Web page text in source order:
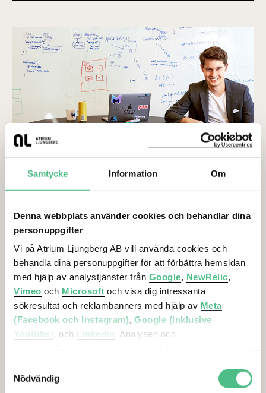
Samtycke Information Om
Denna webbplats använder cookies och behandlar dina
personuppgifter
Vi på Atrium Ljungberg AB vill använda cookies och
behandla dina personuppgifter för att förbättra hemsidan
med hjälp av analystjänster från Google, NewRelic,
Vimeo och Microsoft och visa dig intressanta
sökresultat och reklambanners med hjälp av Meta
(Facebook och Instagram), Google (inklusive
Youtube), och LinkedIn. Analysen och
annan information om hur du använder hemsidan och
information som dessa tjänster har om dig sedan tidigare.
Nödvändig
”Vill du komma in i kostym, kom i kostym. Vill du sitta i
kostym. Vill du sitta i
mjukisbyxor, sitt i mjukisbyxor.
Var dig själv.”
Som en av Sveriges yngsta serieentreprenörer är
Adrian Andersson tydligt präglad av sin
generation. På hans teknikbolag Meitner
prioriteras eget ansvar, kunskapsutbyte – och att
göra skillnad.
Läs mer här
Fokus på välmående och utveckling ger status för